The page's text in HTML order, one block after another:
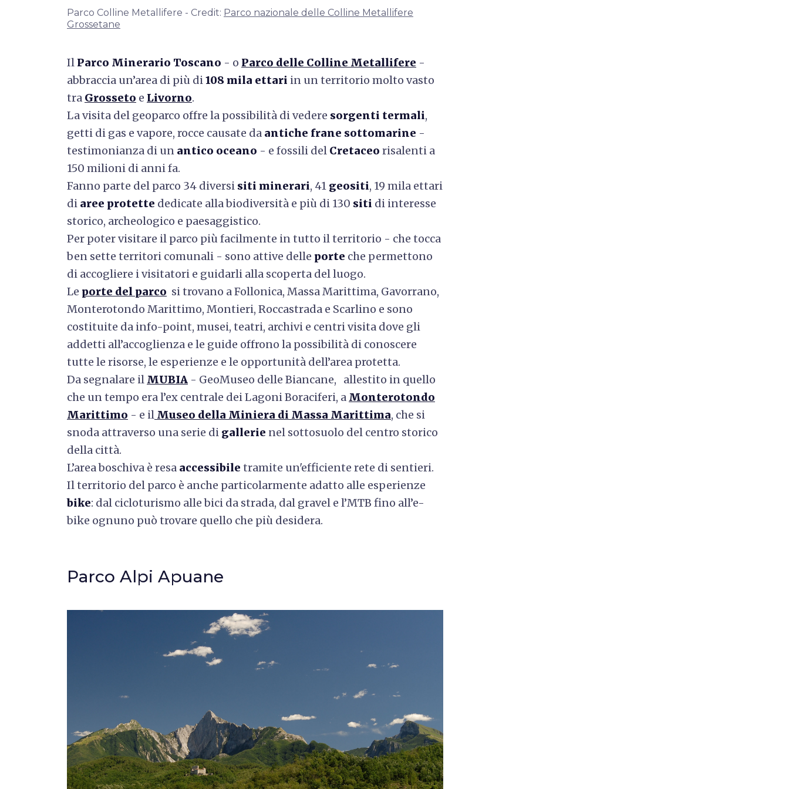
Parco Colline Metallifere - Credit: Parco nazionale delle Colline Metallifere
Grossetane
Il Parco Minerario Toscano - o Parco delle Colline Metallifere -
abbraccia un’area di più di108 mila ettari in un territorio molto vasto
tra Grosseto e Livorno.
La visita del geoparco offre la possibilità di vedere sorgenti termali,
getti di gas e vapore, rocce causate da antiche frane sottomarine -
testimonianza di un antico oceano - e fossili del Cretaceo risalenti a
150 milioni di anni fa.
Fanno parte del parco 34 diversi siti minerari, 41 geositi, 19 mila ettari
di aree protette dedicate alla biodiversità e più di 130 siti di interesse
storico, archeologico e paesaggistico.
Per poter visitare il parco più facilmente in tutto il territorio - che tocca
ben sette territori comunali - sono attive delle porte che permettono
di accogliere i visitatori e guidarli alla scoperta del luogo.
Le porte del parco si trovano a Follonica, Massa Marittima, Gavorrano,
Monterotondo Marittimo, Montieri, Roccastrada e Scarlino e sono
costituite da info-point, musei, teatri, archivi e centri visita dove gli
addetti all’accoglienza e le guide offrono la possibilità di conoscere
tutte le risorse, le esperienze e le opportunità dell’area protetta.
Da segnalare il MUBIA - GeoMuseo delle Biancane, allestito in quello
che un tempo era l’ex centrale dei Lagoni Boraciferi, a Monterotondo
Marittimo - e il Museo della Miniera di Massa Marittima, che si
snoda attraverso una serie di gallerie nel sottosuolo del centro storico
della città.
L’area boschiva è resa accessibile tramite un'efficiente rete di sentieri.
Il territorio del parco è anche particolarmente adatto alle esperienze
bike: dal cicloturismo alle bici da strada, dal gravel e l’MTB fino all’e-
bike ognuno può trovare quello che più desidera.
Parco Alpi Apuane